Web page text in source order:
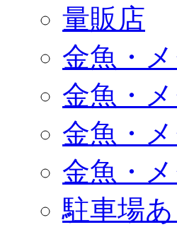
量販店
金魚・
金魚・
金魚・
金魚・
駐車場あ